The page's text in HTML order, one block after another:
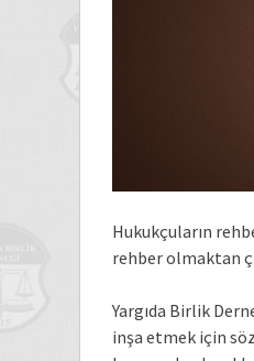
Hukukçuların
rehber olmaktan
Yargıda Birlik
inşa etmek için